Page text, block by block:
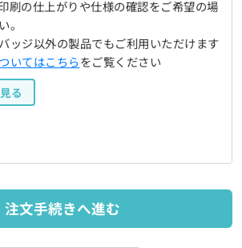
刷の仕上がりや仕様の確認をご希望の場
。
ッジ以外の製品でもご利用いただけます
いてはこちらをご覧ください
る
注文手続きへ進む